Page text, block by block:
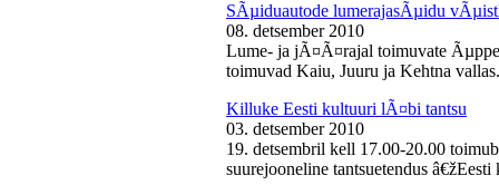
SÃµiduautode lumerajasÃµidu
08. detsember 2010
Lume- ja jÃ¤Ã¤rajal toimuvate
toimuvad Kaiu, Juuru ja Kehtna
Killuke Eesti kultuuri lÃ¤bi tantsu
03. detsember 2010
19. detsembril kell 17.00-20.00
suurejooneline tantsuetendus